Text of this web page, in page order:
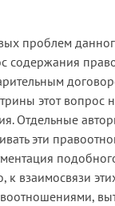
проблем
содержания
этот вопрос
Отдельные
эти
к взаимосвязи